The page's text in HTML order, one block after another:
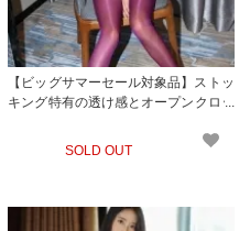
【ビッグサマーセール対象品】ストッ
キング特有の透け感とオープンクロッ
ディストッキング(STOCKING) パープ
SOLD OUT